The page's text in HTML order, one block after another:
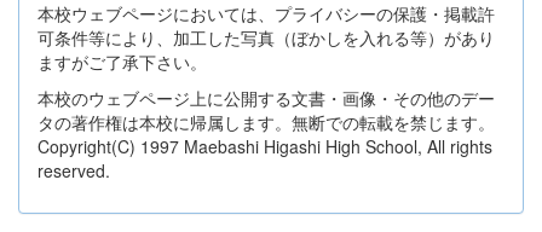
本校ウェブページにおいては、プライバシーの保護・掲載許
可条件等により、加工した写真（ぼかしを入れる等）があり
ますがご了承下さい。
本校のウェブページ上に公開する文書・画像・その他のデー
タの著作権は本校に帰属します。無断での転載を禁じます。
Copyright(C) 1997 Maebashi Higashi High School, All rights
reserved.